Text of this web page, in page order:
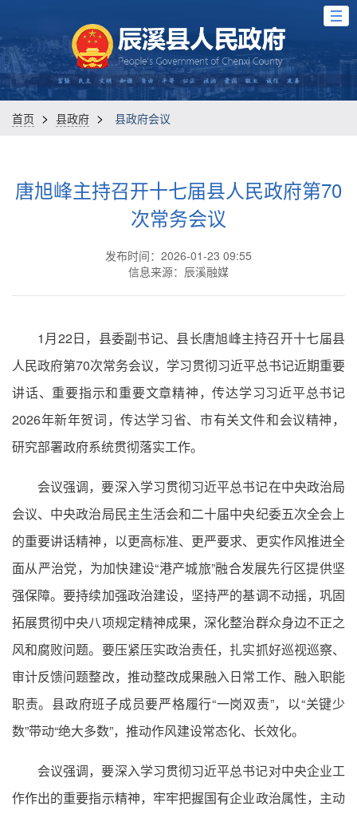
首页 > 县政府 > 县政府会议
唐旭峰主持召开十七届县人民政府第70
次常务会议
发布时间：2026-01-23 09:55
信息来源：辰溪融媒
1月22日，县委副书记、县长唐旭峰主持召开十七届县
人民政府第70次常务会议，学习贯彻习近平总书记近期重要
讲话、重要指示和重要文章精神，传达学习习近平总书记
2026年新年贺词，传达学习省、市有关文件和会议精神，
研究部署政府系统贯彻落实工作。
会议强调，要深入学习贯彻习近平总书记在中央政治局
会议、中央政治局民主生活会和二十届中央纪委五次全会上
的重要讲话精神，以更高标准、更严要求、更实作风推进全
面从严治党，为加快建设“港产城旅”融合发展先行区提供坚
强保障。要持续加强政治建设，坚持严的基调不动摇，巩固
拓展贯彻中央八项规定精神成果，深化整治群众身边不正之
风和腐败问题。要压紧压实政治责任，扎实抓好巡视巡察、
审计反馈问题整改，推动整改成果融入日常工作、融入职能
职责。县政府班子成员要严格履行“一岗双责”，以“关键少
数”带动“绝大多数”，推动作风建设常态化、长效化。
会议强调，要深入学习贯彻习近平总书记对中央企业工
作作出的重要指示精神，牢牢把握国有企业政治属性，主动